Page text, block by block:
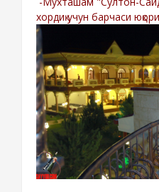
хордиқ учун барчаси